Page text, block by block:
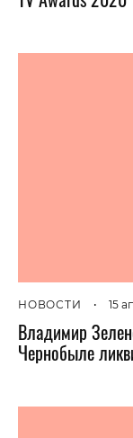
НОВОСТИ • 15
Владимир
Чернобыле